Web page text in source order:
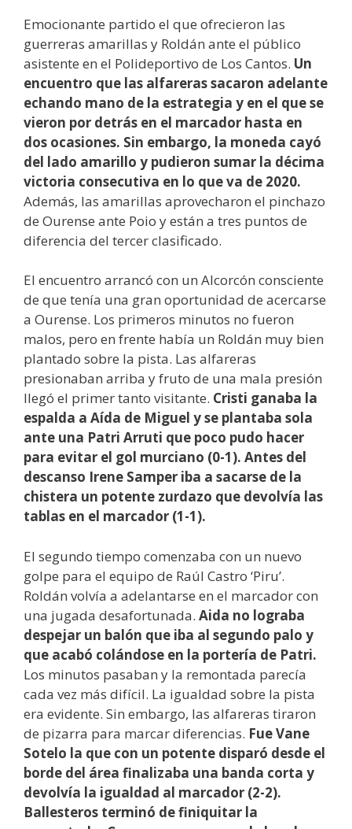
Emocionante partido el que ofrecieron las
guerreras amarillas y Roldán ante el público
asistente en el Polideportivo de Los Cantos. Un
encuentro que las alfareras sacaron adelante
echando mano de la estrategia y en el que se
vieron por detrás en el marcador hasta en
dos ocasiones. Sin embargo, la moneda cayó
del lado amarillo y pudieron sumar la décima
victoria consecutiva en lo que va de 2020.
Además, las amarillas aprovecharon el pinchazo
de Ourense ante Poio y están a tres puntos de
diferencia del tercer clasificado.
El encuentro arrancó con un Alcorcón consciente
de que tenía una gran oportunidad de acercarse
a Ourense. Los primeros minutos no fueron
malos, pero en frente había un Roldán muy bien
plantado sobre la pista. Las alfareras
presionaban arriba y fruto de una mala presión
llegó el primer tanto visitante. Cristi ganaba la
espalda a Aída de Miguel y se plantaba sola
ante una Patri Arruti que poco pudo hacer
para evitar el gol murciano (0-1). Antes del
descanso Irene Samper iba a sacarse de la
chistera un potente zurdazo que devolvía las
tablas en el marcador (1-1).
El segundo tiempo comenzaba con un nuevo
golpe para el equipo de Raúl Castro ‘Piru’.
Roldán volvía a adelantarse en el marcador con
una jugada desafortunada. Aida no lograba
despejar un balón que iba al segundo palo y
que acabó colándose en la portería de Patri.
Los minutos pasaban y la remontada parecía
cada vez más difícil. La igualdad sobre la pista
era evidente. Sin embargo, las alfareras tiraron
de pizarra para marcar diferencias. Fue Vane
Sotelo la que con un potente disparó desde el
borde del área finalizaba una banda corta y
devolvía la igualdad al marcador (2-2).
Ballesteros terminó de finiquitar la